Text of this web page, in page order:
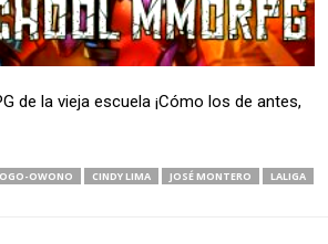
de la vieja escuela ¡Cómo los de antes,
OWONO CINDY LIMA JOSÉ MONTERO
LALIGA